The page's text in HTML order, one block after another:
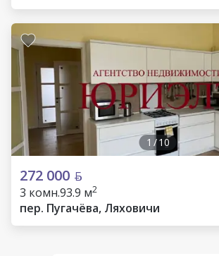
1 /10
272 000
3 комн.93.9 м2
пер. Пугачёва, Ляховичи